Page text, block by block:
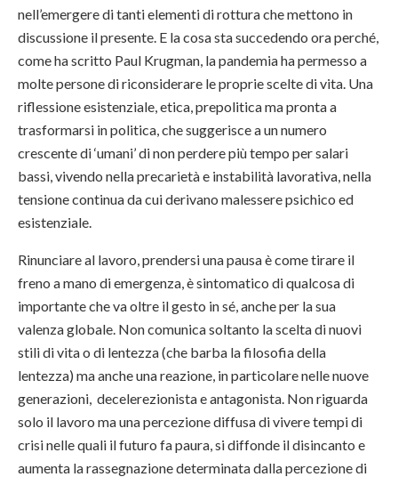
nell’emergere di tanti elementi di rottura che mettono in
discussione il presente. E la cosa sta succedendo ora perché,
come ha scritto Paul Krugman, la pandemia ha permesso a
molte persone di riconsiderare le proprie scelte di vita. Una
riflessione esistenziale, etica, prepolitica ma pronta a
trasformarsi in politica, che suggerisce a un numero
crescente di ‘umani’ di non perdere più tempo per salari
bassi, vivendo nella precarietà e instabilità lavorativa, nella
tensione continua da cui derivano malessere psichico ed
esistenziale.
Rinunciare al lavoro, prendersi una pausa è come tirare il
freno a mano di emergenza, è sintomatico di qualcosa di
importante che va oltre il gesto in sé, anche per la sua
valenza globale. Non comunica soltanto la scelta di nuovi
stili di vita o di lentezza (che barba la filosofia della
lentezza) ma anche una reazione, in particolare nelle nuove
generazioni, decelerezionista e antagonista. Non riguarda
solo il lavoro ma una percezione diffusa di vivere tempi di
crisi nelle quali il futuro fa paura, si diffonde il disincanto e
aumenta la rassegnazione determinata dalla percezione di